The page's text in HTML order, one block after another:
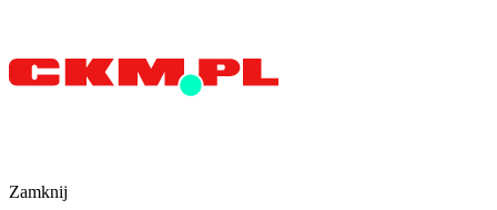
Zamknij